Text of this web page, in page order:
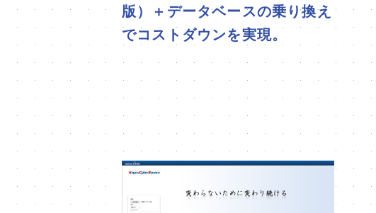
版）＋データベースの乗り換え
でコストダウンを実現。